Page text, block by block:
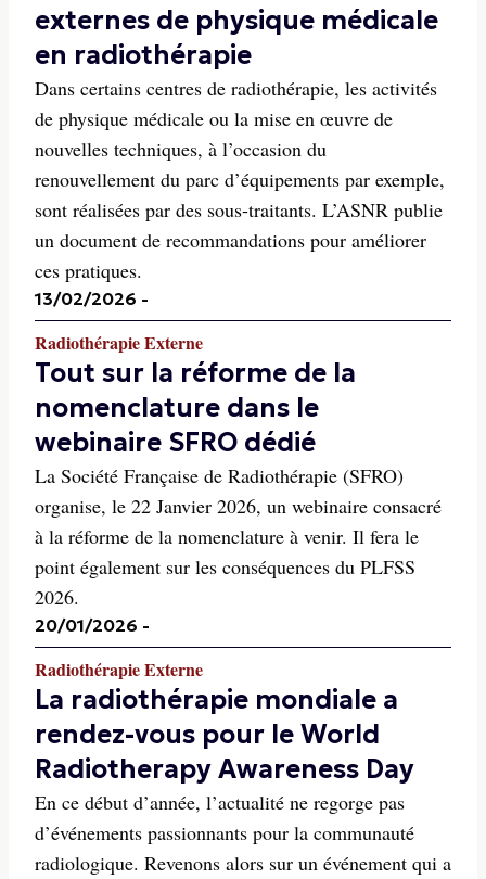
externes de physique médicale
en radiothérapie
Dans certains centres de radiothérapie, les activités
de physique médicale ou la mise en œuvre de
nouvelles techniques, à l’occasion du
renouvellement du parc d’équipements par exemple,
sont réalisées par des sous-traitants. L’ASNR publie
un document de recommandations pour améliorer
ces pratiques.
13/02/2026 -
Radiothérapie Externe
Tout sur la réforme de la
nomenclature dans le
webinaire SFRO dédié
La Société Française de Radiothérapie (SFRO)
organise, le 22 Janvier 2026, un webinaire consacré
à la réforme de la nomenclature à venir. Il fera le
point également sur les conséquences du PLFSS
2026.
20/01/2026 -
Radiothérapie Externe
La radiothérapie mondiale a
rendez-vous pour le World
Radiotherapy Awareness Day
En ce début d’année, l’actualité ne regorge pas
d’événements passionnants pour la communauté
radiologique. Revenons alors sur un événement qui a